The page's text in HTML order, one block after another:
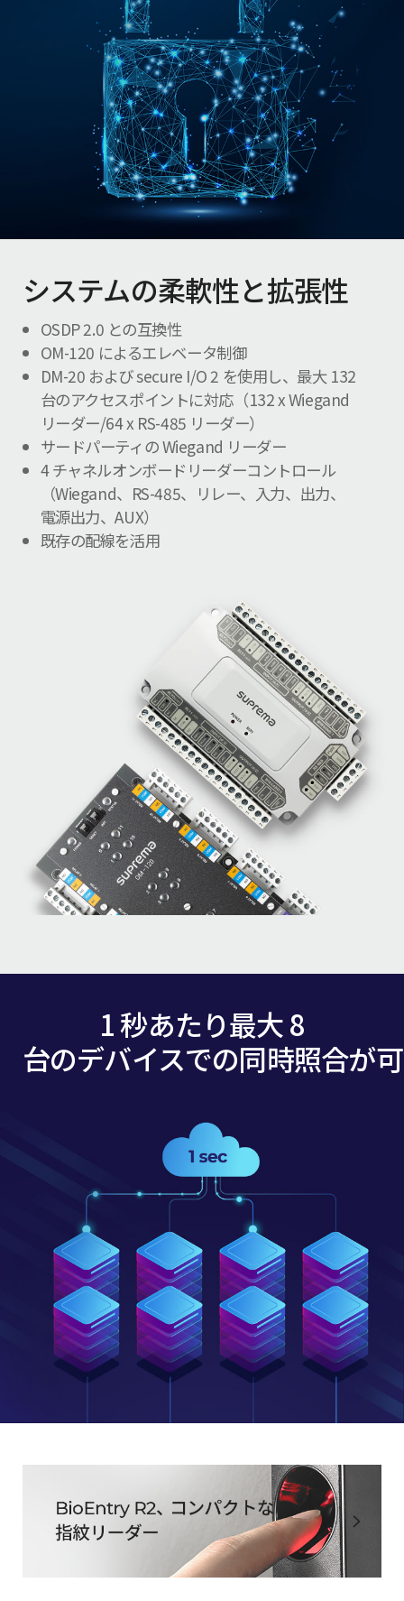
システムの柔軟性と拡張性
OSDP 2.0 との互換性
OM-120 によるエレベータ制御
DM-20 および secure I/O 2 を使用し、最大 132
台のアクセスポイントに対応（132 x Wiegand
リーダー/64 x RS-485 リーダー）
サードパーティの Wiegand リーダー
4 チャネルオンボードリーダーコントロール
（Wiegand、RS-485、リレー、入力、出力、
電源出力、AUX）
既存の配線を活用
1 秒あたり最大 8
台のデバイスでの同時照合が